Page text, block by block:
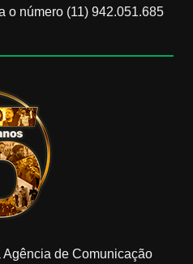
o número (11) 942.051.685
de Comunicação